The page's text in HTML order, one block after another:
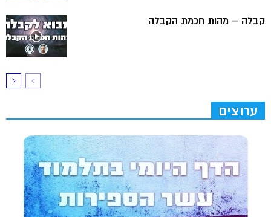
קבלה – מהות חכמת הקבלה
ערוצים